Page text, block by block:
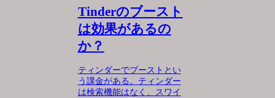
Tinderのブースト
は効果があるの
か？
ティンダーでブーストとい
う課金がある。ティンダー
は検索機能はなく、スワイ